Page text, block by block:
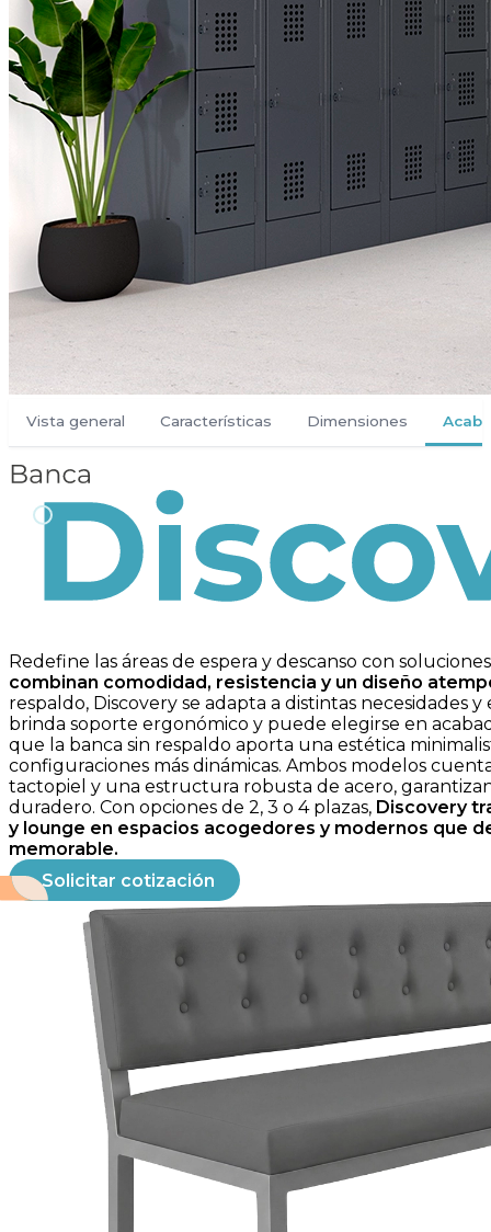
Vista general Características Dimensiones
Discovery
Redefine las áreas de espera y descanso con
combinan comodidad, resistencia y un diseño
respaldo, Discovery se adapta a distintas necesidades
brinda soporte ergonómico y puede elegirse en
que la banca sin respaldo aporta una estética
configuraciones más dinámicas. Ambos modelos
tactopiel y una estructura robusta de acero,
duradero. Con opciones de 2, 3 o 4 plazas, Discovery
y lounge en espacios acogedores y modernos que
memorable.
Solicitar cotización